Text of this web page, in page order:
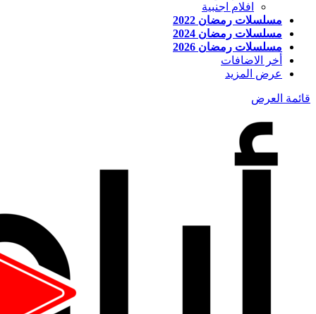
افلام اجنبية
مسلسلات رمضان 2022
مسلسلات رمضان 2024
مسلسلات رمضان 2026
أخر الاضافات
عرض المزيد
قائمة العرض